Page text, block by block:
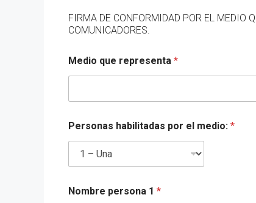
FIRMA DE CONFORMIDAD POR EL MEDIO
COMUNICADORES.
Medio que representa *
Personas habilitadas por el medio: *
Nombre persona 1 *